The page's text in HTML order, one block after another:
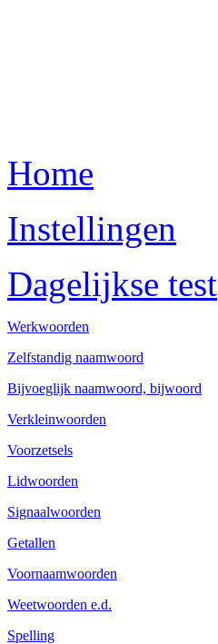
Home
Instellingen
Dagelijkse test
Werkwoorden
Zelfstandig naamwoord
Bijvoeglijk naamwoord, bijwoord
Verkleinwoorden
Voorzetsels
Lidwoorden
Signaalwoorden
Getallen
Voornaamwoorden
Weetwoorden e.d.
Spelling